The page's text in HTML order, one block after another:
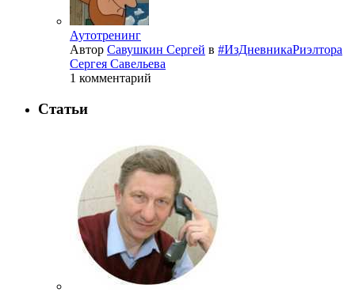
Аутотренинг
Автор Савушкин Сергей в #ИзДневникаРиэлтора
Сергея Савельева
1 комментарий
Статьи